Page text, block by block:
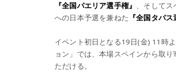
『全国パエリア選手権』 、そして
への日本予選を兼ねた 『全国タパス
イベント初日となる19日(金) 11時
ョン」では、本場スペインから取
ただける。